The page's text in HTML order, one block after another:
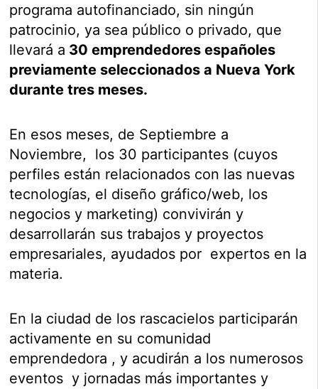
programa autofinanciado, sin ningún
patrocinio, ya sea público o privado, que
llevará a 30 emprendedores españoles
previamente seleccionados a Nueva York
durante tres meses.
En esos meses, de Septiembre a
Noviembre, los 30 participantes (cuyos
perfiles están relacionados con las nuevas
tecnologías, el diseño gráfico/web, los
negocios y marketing) convivirán y
desarrollarán sus trabajos y proyectos
empresariales, ayudados por expertos en la
materia.
En la ciudad de los rascacielos participarán
activamente en su comunidad
emprendedora , y acudirán a los numerosos
eventos y jornadas más importantes y